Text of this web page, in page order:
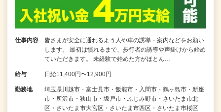
仕事内容
皆さまが安全に通れるよう人や車の誘導・案内などをお願い
します。 最初は慣れるまで、歩行者の誘導や声掛けから始め
ていただきます。 未経験で始めた方がほとん…
給与 日給11,400円〜12,900円
勤務地
埼玉県川越市・富士見市・飯能市・入間市・鶴ヶ島市・新座
市・所沢市・狭山市・坂戸市・ふじみ野市・さいたま市北
区・さいたま市大宮区・さいたま市西区・さいたま市桜区